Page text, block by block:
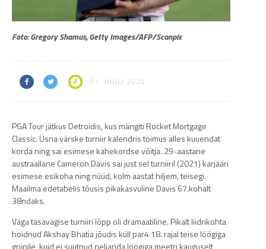
Foto: Gregory Shamus, Getty Images/AFP/Scanpix
01. JUULI 2024
PGA Tour jätkus Detroidis, kus mängiti Rocket Mortgage
Classic. Üsna värske turniir kalendris toimus alles kuuendat
korda ning sai esimese kahekordse võitja. 29-aastane
austraallane Cameron Davis sai just sel turniiril (2021) karjääri
esimese esikoha ning nüüd, kolm aastat hiljem, teisegi.
Maailma edetabelis tõusis pikakasvuline Davis 67.kohalt
38ndaks.
Väga tasavägise turniiri lõpp oli dramaatiline. Pikalt liidrikohta
hoidnud Akshay Bhatia jõudis küll par4 18. rajal teise löögiga
griinile, kuid ei suutnud neljanda löögiga meetri kauguselt